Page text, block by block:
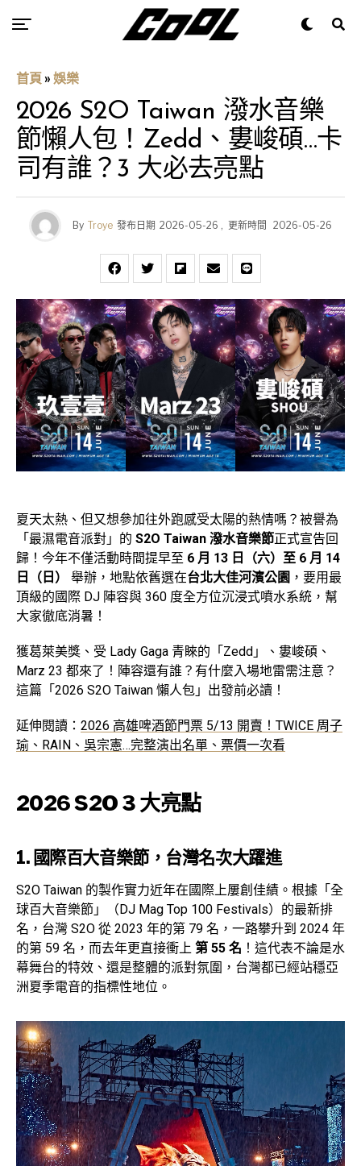
首頁 » 娛樂
2026 S2O Taiwan 潑水音樂
節懶人包！Zedd、婁峻碩…卡
司有誰？3 大必去亮點
By Troye 發布日期 2026-05-26 , 更新時間 2026-05-26
夏天太熱、但又想參加往外跑感受太陽的熱情嗎？被譽為
「最濕電音派對」的 S2O Taiwan 潑水音樂節正式宣告回
歸！今年不僅活動時間提早至 6 月 13 日（六）至 6 月 14
日（日）
舉辦，地點依舊選在台北大佳河濱公園 ，要用最
頂級的國際 DJ 陣容與 360 度全方位沉浸式噴水系統，幫
大家徹底消暑！
獲葛萊美獎、受 Lady Gaga 青睞的「Zedd」、婁峻碩、
Marz 23 都來了！陣容還有誰？有什麼入場地雷需注意？
這篇「2026 S2O Taiwan 懶人包」出發前必讀！
延伸閱讀： 2026 高雄啤酒節門票 5/13 開賣！TWICE 周子
瑜、RAIN、吳宗憲…完整演出名單、票價一次看
2026 S2O 3 大亮點
1. 國際百大音樂節，台灣名次大躍進
S2O Taiwan 的製作實力近年在國際上屢創佳績。根據「全
球百大音樂節」（DJ Mag Top 100 Festivals）的最新排
名，台灣 S2O 從 2023 年的第 79 名，一路攀升到 2024 年
的第 59 名，而去年更直接衝上 第 55 名 ！這代表不論是水
幕舞台的特效、還是整體的派對氛圍，台灣都已經站穩亞
洲夏季電音的指標性地位。